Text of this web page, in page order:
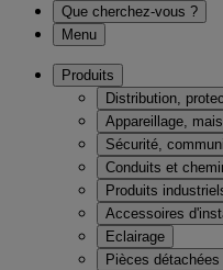
Que cherchez-vous ?
Menu
Produits
Distribution,
Appareillage,
Sécurité,
Conduits et
Produits
Accessoires
Eclairage
Pièces